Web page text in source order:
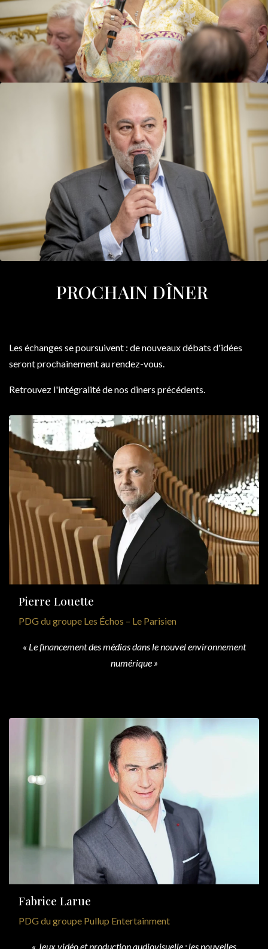
PROCHAIN DÎNER
Les échanges se poursuivent : de nouveaux débats d'idées
seront prochainement au rendez-vous.
Retrouvez l'intégralité de nos diners précédents.
Pierre Louette
PDG du groupe Les Échos – Le Parisien
« Le financement des médias dans le nouvel environnement
numérique »
Fabrice Larue
PDG du groupe Pullup Entertainment
« Jeux vidéo et production audiovisuelle : les nouvelles